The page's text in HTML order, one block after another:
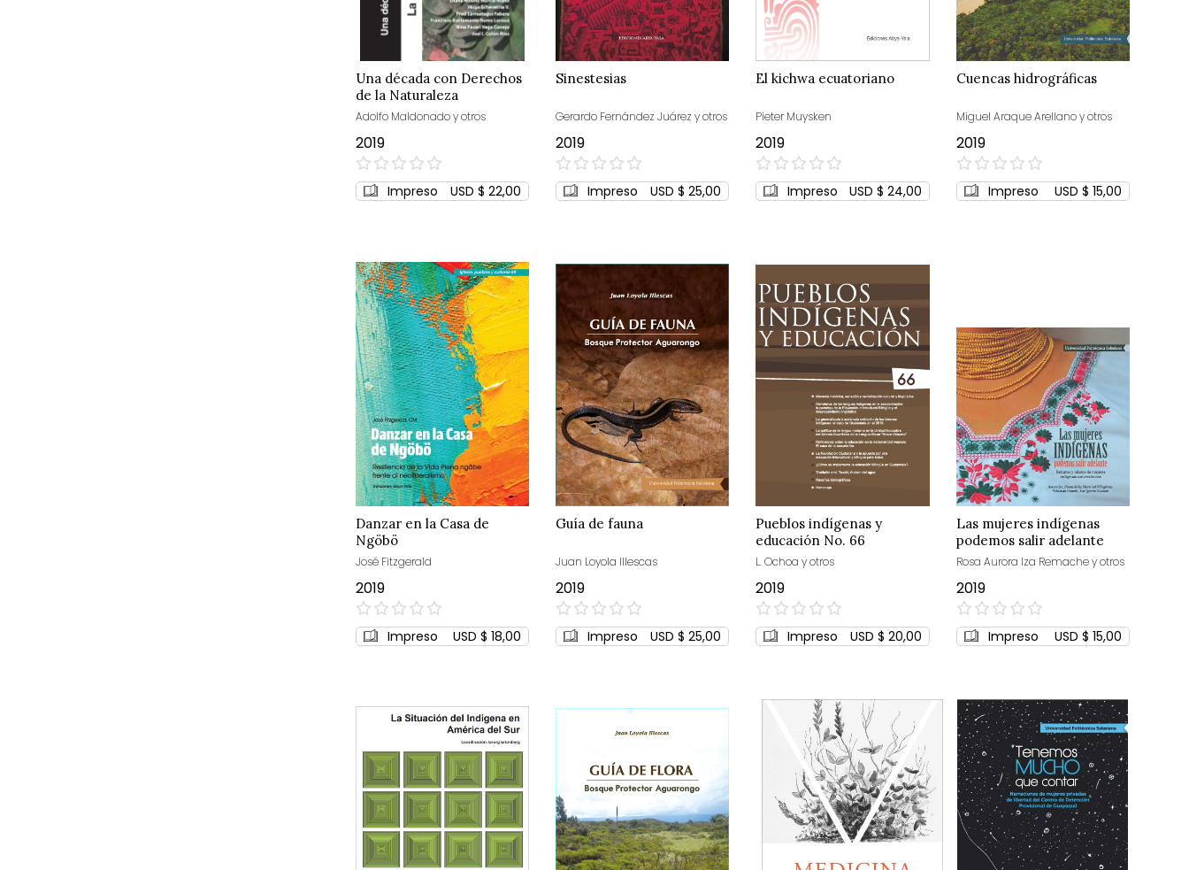
Una década con Derechos
de la Naturaleza
Adolfo Maldonado y otros
2019
0%
Impreso USD $ 22,00
Sinestesias
Gerardo Fernández Juárez y otros
2019
0%
Impreso USD $ 25,00
El kichwa ecuatoriano
Pieter Muysken
2019
0%
Impreso USD $ 24,00
Cuencas hidrográficas
Miguel Araque Arellano y otros
2019
0%
Impreso USD $ 15,00
Danzar en la Casa de
Ngöbö
José Fitzgerald
2019
0%
Impreso USD $ 18,00
Guía de fauna
Juan Loyola Illescas
2019
0%
Impreso USD $ 25,00
Pueblos indígenas y
educación No. 66
L. Ochoa y otros
2019
0%
Impreso USD $ 20,00
Las mujeres indígenas
podemos salir adelante
Rosa Aurora Iza Remache y otros
2019
0%
Impreso USD $ 15,00